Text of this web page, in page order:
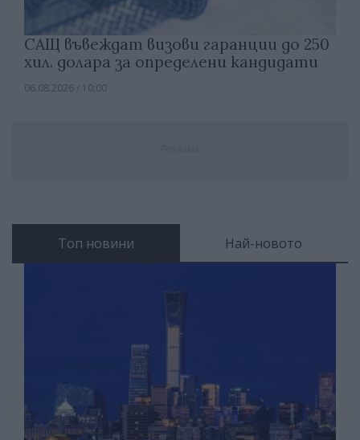
САЩ въвеждат визови гаранции до 250
хил. долара за определени кандидати
06.08.2026 / 10:00
Топ новини Най-новото